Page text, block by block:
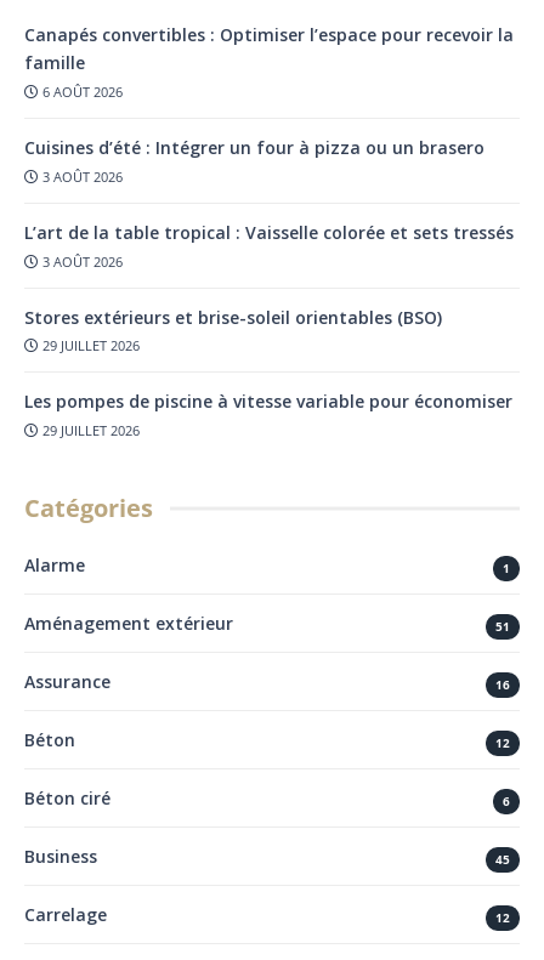
Canapés convertibles : Optimiser l’espace pour recevoir la
famille
6 AOÛT 2026
Cuisines d’été : Intégrer un four à pizza ou un brasero
3 AOÛT 2026
L’art de la table tropical : Vaisselle colorée et sets tressés
3 AOÛT 2026
Stores extérieurs et brise-soleil orientables (BSO)
29 JUILLET 2026
Les pompes de piscine à vitesse variable pour économiser
29 JUILLET 2026
Catégories
Alarme 1
Aménagement extérieur 51
Assurance 16
Béton 12
Béton ciré 6
Business 45
Carrelage 12